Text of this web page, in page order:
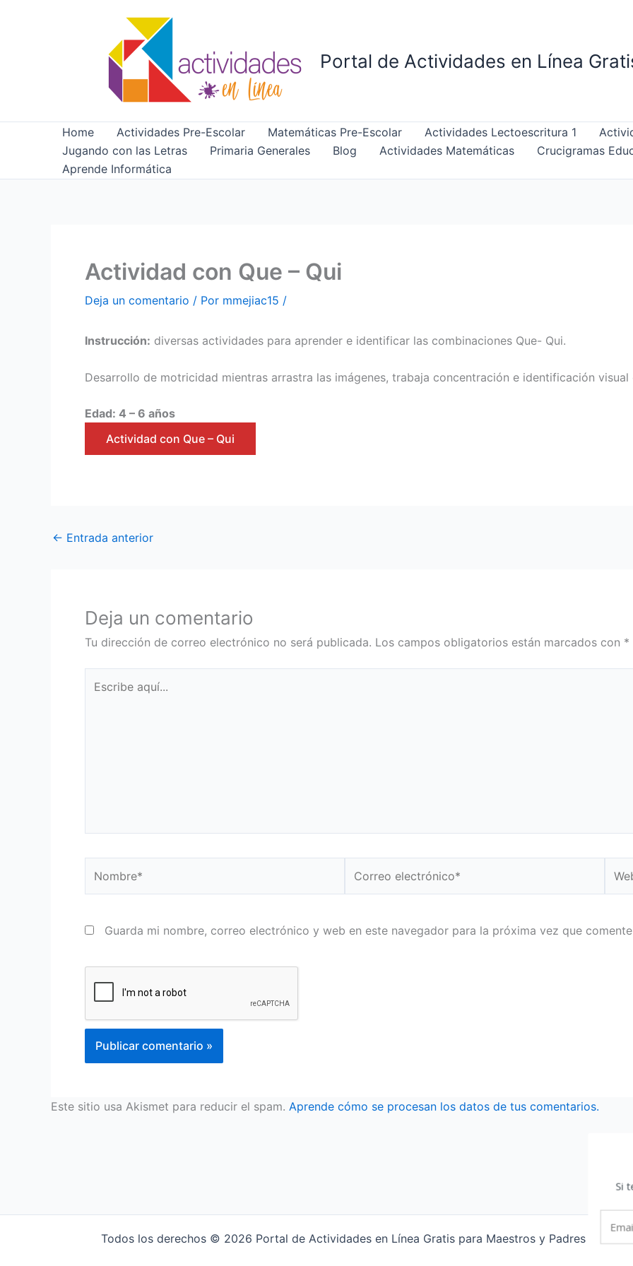
Portal de Actividades en Línea
Home Actividades Pre-Escolar Matemáticas Pre-Escolar Actividades Lectoescritura 1
Jugando con las Letras
Primaria Generales Blog Actividades Matemáticas
Crucigramas
Aprende Informática
Actividad con Que – Qui
Deja un comentario / Por mmejiac15 /
Instrucción: diversas actividades para aprender e identificar las combinaciones Que- Qui.
Desarrollo de motricidad mientras arrastra las imágenes, trabaja concentración e identificación
Edad: 4 – 6 años
Actividad con Que – Qui
← Entrada anterior
Deja un comentario
Tu dirección de correo electrónico no será publicada. Los campos obligatorios están marcados con *
aquí...
electrónico*
Guarda mi nombre, correo electrónico y web en este navegador para la próxima vez que
Este sitio usa Akismet para reducir el spam. Aprende cómo se procesan los datos de tus comentarios.
Todos los derechos © 2026 Portal de Actividades en Línea Gratis para Maestros y Padres |
Si